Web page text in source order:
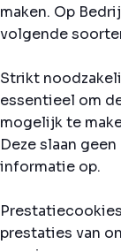
maken. Op
volgende
Strikt
essentieel om
mogelijk te
Deze slaan
informatie op.
prestaties van